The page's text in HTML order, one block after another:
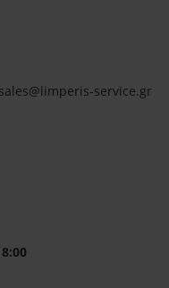
service.gr